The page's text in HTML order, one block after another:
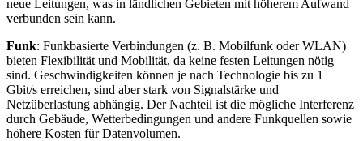
neue Leitungen, was in ländlichen Gebieten mit höherem Aufwand
verbunden sein kann.
Funk: Funkbasierte Verbindungen (z. B. Mobilfunk oder WLAN)
bieten Flexibilität und Mobilität, da keine festen Leitungen nötig
sind. Geschwindigkeiten können je nach Technologie bis zu 1
Gbit/s erreichen, sind aber stark von Signalstärke und
Netzüberlastung abhängig. Der Nachteil ist die mögliche Interferenz
durch Gebäude, Wetterbedingungen und andere Funkquellen sowie
höhere Kosten für Datenvolumen.